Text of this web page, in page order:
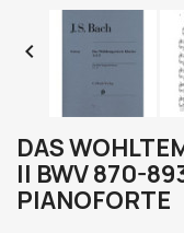

DAS
II BWV 870-
PIANOFORTE